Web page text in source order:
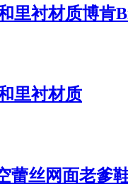
里衬材质博肯
里衬材质
丝网面老爹